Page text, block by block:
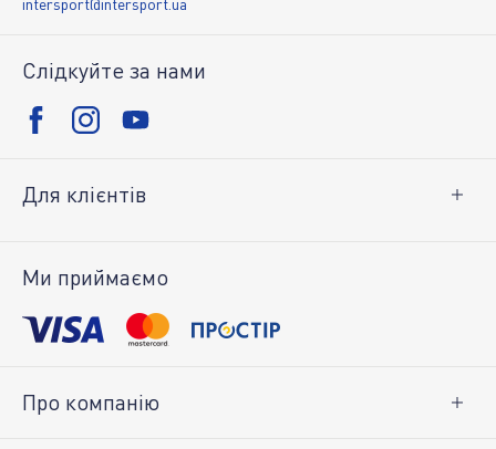
intersport@intersport.ua
Слідкуйте за нами
Для клієнтів
Повернення товару
Ми приймаємо
Про компанію